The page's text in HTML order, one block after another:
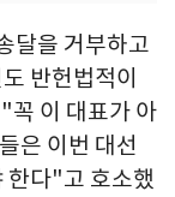
달을 거부하고
반헌법적이
꼭 이 대표가 아
은 이번 대선
한다"고 호소했